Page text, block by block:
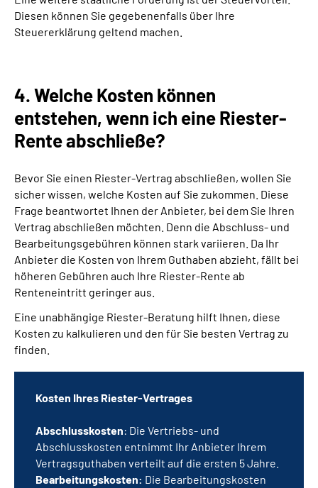
Diesen können Sie gegebenenfalls über Ihre
Steuererklärung geltend machen.
4. Welche Kosten können
entstehen, wenn ich eine Riester-
Rente abschließe?
Bevor Sie einen Riester-Vertrag abschließen, wollen Sie
sicher wissen, welche Kosten auf Sie zukommen. Diese
Frage beantwortet Ihnen der Anbieter, bei dem Sie Ihren
Vertrag abschließen möchten. Denn die Abschluss- und
Bearbeitungsgebühren können stark variieren. Da Ihr
Anbieter die Kosten von Ihrem Guthaben abzieht, fällt bei
höheren Gebühren auch Ihre Riester-Rente ab
Renteneintritt geringer aus.
Eine unabhängige Riester-Beratung hilft Ihnen, diese
Kosten zu kalkulieren und den für Sie besten Vertrag zu
finden.
Kosten Ihres Riester-Vertrages
Abschlusskosten: Die Vertriebs- und
Abschlusskosten entnimmt Ihr Anbieter Ihrem
Vertragsguthaben verteilt auf die ersten 5 Jahre.
Bearbeitungskosten: Die Bearbeitungskosten